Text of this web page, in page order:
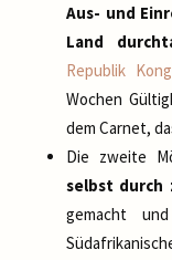
Aus- und
Land
Republik
Wochen
dem Carnet,
Die zweite
selbst durch
gemacht